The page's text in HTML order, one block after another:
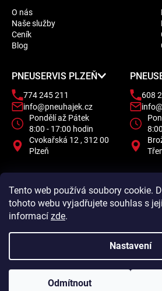
Tento web používá soubory cookie.
tohoto webu vyjadřujete souhlas s
informací zde.
Nastavení
Odmítnout
O nás
Naše služby
Ceník
Blog
PNEUSERVIS PLZEŇ
774 245 211
info@pneuhajek.cz
Pondělí až Pátek
8:00 - 17:00 hodin
Cvokařská 12 , 312 00
Plzeň
608